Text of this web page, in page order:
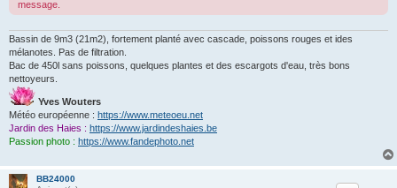
message.
Bassin de 9m3 (21m2), fortement planté avec cascade, poissons rouges et ides
mélanotes. Pas de filtration.
Bac de 450l sans poissons, quelques plantes et des escargots d'eau, très bons
nettoyeurs.
Yves Wouters
Météo européenne : https://www.meteoeu.net
Jardin des Haies : https://www.jardindeshaies.be
Passion photo : https://www.fandephoto.net
BB24000